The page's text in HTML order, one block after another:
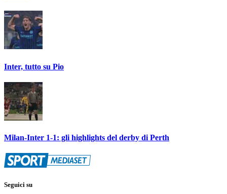
Inter, tutto su Pio
Milan-Inter 1-1: gli highlights del derby di Perth
Seguici su